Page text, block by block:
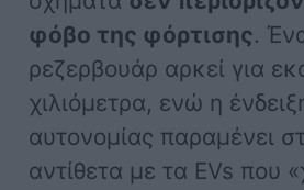
φόβο της φόρτισης.
ρεζερβουάρ αρκεί για
χιλιόμετρα, ενώ η
αυτονομίας παραμένει
αντίθετα με τα EVs που